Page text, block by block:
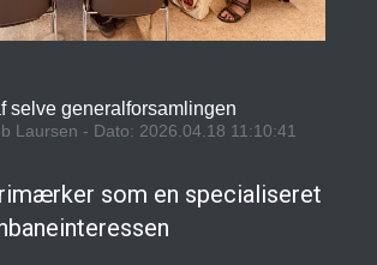
selve generalforsamlingen
Laursen - Dato: 2026.04.18 11:10:41
som en specialiseret